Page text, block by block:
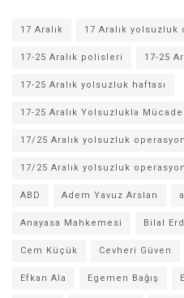
17 Aralık 17 Aralık yolsuzluk
17-25 Aralık polisleri 17-25
17-25 Aralık yolsuzluk haftası
17-25 Aralık Yolsuzlukla
17/25 Aralık yolsuzluk
17/25 Aralık yolsuzluk
ABD Adem Yavuz Arslan
Anayasa Mahkemesi Bilal
Cem Küçük Cevheri Güven
Efkan Ala Egemen Bağış